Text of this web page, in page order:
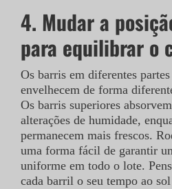
4. Mudar a
para equilibrar o
Os barris em diferentes
envelhecem de forma
Os barris superiores
alterações de humidade,
permanecem mais frescos.
uma forma fácil de garantir
uniforme em todo o lote.
cada barril o seu tempo ao